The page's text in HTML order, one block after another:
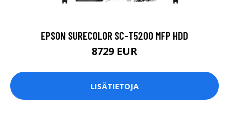
EPSON SURECOLOR SC-T5200 MFP HDD
8729 EUR
LISÄTIETOJA